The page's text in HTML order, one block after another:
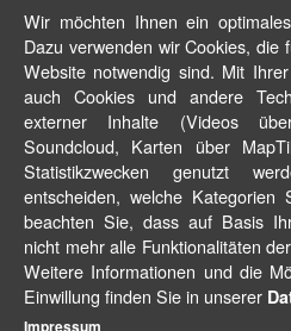
Wir möchten Ihnen ein
Dazu verwenden wir Cookies, die
Website notwendig sind. Mit
auch Cookies und andere
externer Inhalte (Videos
Soundcloud, Karten über
Statistikzwecken genutzt
entscheiden, welche Kategorien
beachten Sie, dass auf Basis
nicht mehr alle Funktionalitäten
Weitere Informationen und die
Einwillung finden Sie in unserer
Impressum